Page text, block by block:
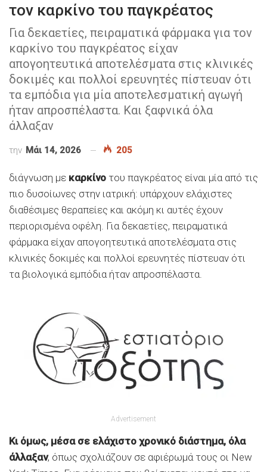
τον καρκίνο του παγκρέατος
Για δεκαετίες, πειραματικά φάρμακα για τον
καρκίνο του παγκρέατος είχαν
απογοητευτικά αποτελέσματα στις κλινικές
δοκιμές και πολλοί ερευνητές πίστευαν ότι
τα εμπόδια για μία αποτελεσματική αγωγή
ήταν απροσπέλαστα. Και ξαφνικά όλα
άλλαξαν
την Μάι 14, 2026 205
διάγνωση με καρκίνο του παγκρέατος είναι μία από τις
πιο δυσοίωνες στην ιατρική: υπάρχουν ελάχιστες
διαθέσιμες θεραπείες και ακόμη κι αυτές έχουν
περιορισμένα οφέλη. Για δεκαετίες, πειραματικά
φάρμακα είχαν απογοητευτικά αποτελέσματα στις
κλινικές δοκιμές και πολλοί ερευνητές πίστευαν ότι
τα βιολογικά εμπόδια ήταν απροσπέλαστα.
Advertisement
Κι όμως, μέσα σε ελάχιστο χρονικό διάστημα, όλα
άλλαξαν, όπως σχολιάζουν σε αφιέρωμά τους οι New